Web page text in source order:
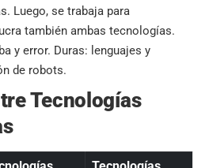
Luego, se trabaja para
también ambas tecnologías.
y error. Duras: lenguajes y
de robots.
Tecnologías